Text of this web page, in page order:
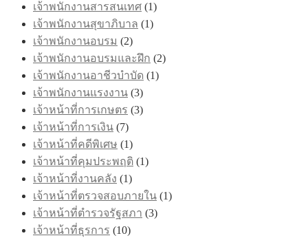
เจ้าพนักงานสารสนเทศ (1)
เจ้าพนักงานสุขาภิบาล (1)
เจ้าพนักงานอบรม (2)
เจ้าพนักงานอบรมและฝึก (2)
เจ้าพนักงานอาชีวบำบัด (1)
เจ้าพนักงานแรงงาน (3)
เจ้าหน้าที่การเกษตร (3)
เจ้าหน้าที่การเงิน (7)
เจ้าหน้าที่คดีพิเศษ (1)
เจ้าหน้าที่คุมประพฤติ (1)
เจ้าหน้าที่งานคลัง (1)
เจ้าหน้าที่ตรวจสอบภายใน (1)
เจ้าหน้าที่ตำรวจรัฐสภา (3)
เจ้าหน้าที่ธุรการ (10)